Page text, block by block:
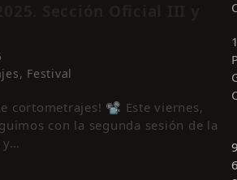
, Festival
cortometrajes! 📽️ Este viernes,
con la segunda sesión de la
y…